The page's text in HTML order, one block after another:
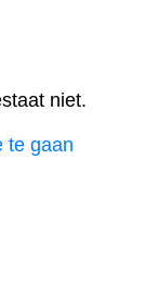
niet.
te gaan